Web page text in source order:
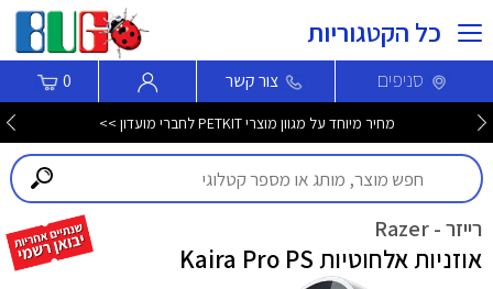
כל הקטגוריות
סניפים צור קשר 0
מחיר מיוחד על מגוון מוצרי PETKIT לחברי מועדון >>
רייזר - Razer
אוזניות אלחוטיות Kaira Pro PS